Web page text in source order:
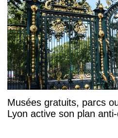
Musées gratuits, parcs
Lyon active son plan